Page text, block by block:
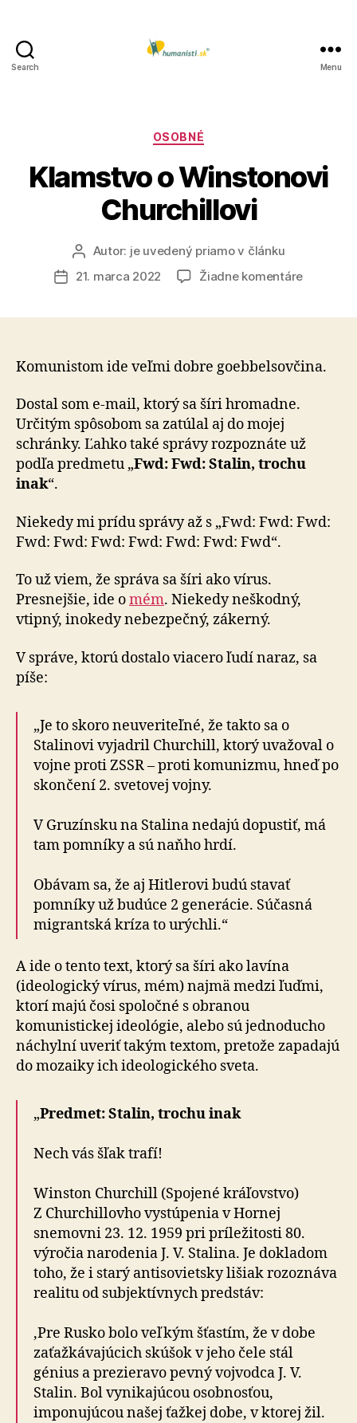
Search Menu
Kategórie
OSOBNÉ
Klamstvo o Winstonovi
Churchillovi
Autor
článku
Autor: je uvedený priamo v článku
Dátum
21. marca 2022 Žiadne komentárena
Komunistom ide veľmi dobre goebbelsovčina.
Dostal som e-mail, ktorý sa šíri hromadne.
Určitým spôsobom sa zatúlal aj do mojej
schránky. Ľahko také správy rozpoznáte už
podľa predmetu „Fwd: Fwd: Stalin, trochu
inak“.
Niekedy mi prídu správy až s „Fwd: Fwd: Fwd:
Fwd: Fwd: Fwd: Fwd: Fwd: Fwd: Fwd“.
To už viem, že správa sa šíri ako vírus.
Presnejšie, ide omém. Niekedy neškodný,
vtipný, inokedy nebezpečný, zákerný.
V správe, ktorú dostalo viacero ľudí naraz, sa
píše:
„Je to skoro neuveriteľné, že takto sa o
Stalinovi vyjadril Churchill, ktorý uvažoval o
vojne proti ZSSR – proti komunizmu, hneď po
skončení 2. svetovej vojny.
V Gruzínsku na Stalina nedajú dopustiť, má
tam pomníky a sú naňho hrdí.
Obávam sa, že aj Hitlerovi budú stavať
pomníky už budúce 2 generácie. Súčasná
migrantská kríza to urýchli.“
A ide o tento text, ktorý sa šíri ako lavína
(ideologický vírus, mém) najmä medzi ľuďmi,
ktorí majú čosi spoločné s obranou
komunistickej ideológie, alebo sú jednoducho
náchylní uveriť takým textom, pretože zapadajú
do mozaiky ich ideologického sveta.
„Predmet: Stalin, trochu inak
Nech vás šľak trafí!
Winston Churchill (Spojené kráľovstvo)
Z Churchillovho vystúpenia v Hornej
snemovni 23. 12. 1959 pri príležitosti 80.
výročia narodenia J. V. Stalina. Je dokladom
toho, že i starý antisovietsky lišiak rozoznáva
realitu od subjektívnych predstáv:
‚Pre Rusko bolo veľkým šťastím, že v dobe
zaťažkávajúcich skúšok v jeho čele stál
génius a prezieravo pevný vojvodca J. V.
Stalin. Bol vynikajúcou osobnosťou,
imponujúcou našej ťažkej dobe, v ktorej žil.